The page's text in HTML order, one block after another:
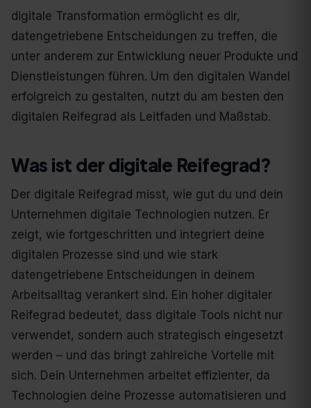
digitale Transformation ermöglicht es dir,
datengetriebene Entscheidungen zu treffen, die
unter anderem zur Entwicklung neuer Produkte und
Dienstleistungen führen. Um den digitalen Wandel
erfolgreich zu gestalten, nutzt du am besten den
digitalen Reifegrad als Leitfaden und Maßstab.
Was ist der digitale Reifegrad?
Der digitale Reifegrad misst, wie gut du und dein
Unternehmen digitale Technologien nutzen. Er
zeigt, wie fortgeschritten und integriert deine
digitalen Prozesse sind und wie stark
datengetriebene Entscheidungen in deinem
Arbeitsalltag verankert sind. Ein hoher digitaler
Reifegrad bedeutet, dass digitale Tools nicht nur
verwendet, sondern auch strategisch eingesetzt
werden – und das bringt zahlreiche Vorteile mit
sich. Dein Unternehmen arbeitet effizienter, da
Technologien deine Prozesse automatisieren und